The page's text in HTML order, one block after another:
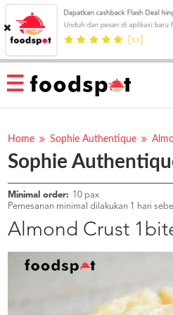
HOME
MENU
RESTAURANT
PESAN
OUR
COMPANY
KATA
MEREKA
KATALOG
PROGRAM
Home Sophie Authentique
Sophie
Minimal order: 10 pax
Pemesanan minimal dilakukan 1 hari
Almond Crust